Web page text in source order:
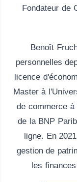
Fondateur de
Benoît
personnelles
licence
Master à
de commerce
de la BNP
ligne. En
gestion de
les